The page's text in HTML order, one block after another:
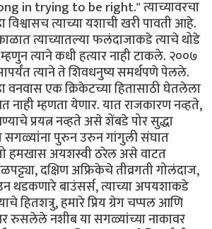
in trying to be right." त्याच्यावरचा
विश्वासच त्याच्या यशाची खरी पावती आहे.
त्याच्यातल्या फलंदाजाकडे त्याचे थोडे
त्याने कधी हत्यार नाही टाकले. २००७
त्याने ते शिवधनुष्य समर्थपणे पेलले.
वनवास एक क्रिकेटच्या हितासाठी घेतलेला
नाही म्हणता येणार. यात राजकारण नव्हते,
प्रयत्न नव्हते असे शेंबडे पोर सुद्धा
सगळ्यांना पुरुन उरुन गांगुली संघात
हमखास अयशस्वी ठरेल असे वाटत
दक्षिण अफ्रिकेचे तीव्रगती गोलंदाज,
थडकणारे बाउंसर्स, त्याच्या अपयशाकडे
हितशत्रु, हमारे प्रिय ग्रेग चप्पल आणि
रुसलेले नशीब या सगळ्यांच्या नाकावर